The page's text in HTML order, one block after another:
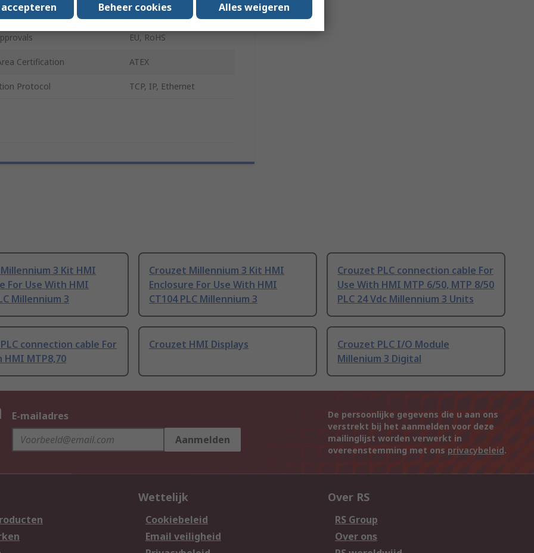
IP65
EU, RoHS
Certification ATEX
Protocol TCP, IP, Ethernet
3 Kit HMI
For Use With HMI
Millennium 3
Crouzet Millennium 3 Kit HMI
Enclosure For Use With HMI
CT104 PLC Millennium 3
Crouzet PLC connection cable For
Use With HMI MTP 6/50, MTP 8/50
PLC 24 Vdc Millennium 3 Units
connection cable For
HMI MTP8,70
Crouzet HMI Displays
Crouzet PLC I/O Module
Millenium 3 Digital
E-mailadres
Aanmelden
De persoonlijke gegevens die u aan ons
verstrekt bij het aanmelden voor deze
mailinglijst worden verwerkt in
overeenstemming met ons privacybeleid.
Wettelijk
Cookiebeleid
Email veiligheid
Over RS
RS Group
Over ons
Beheer cookies Alles weigeren